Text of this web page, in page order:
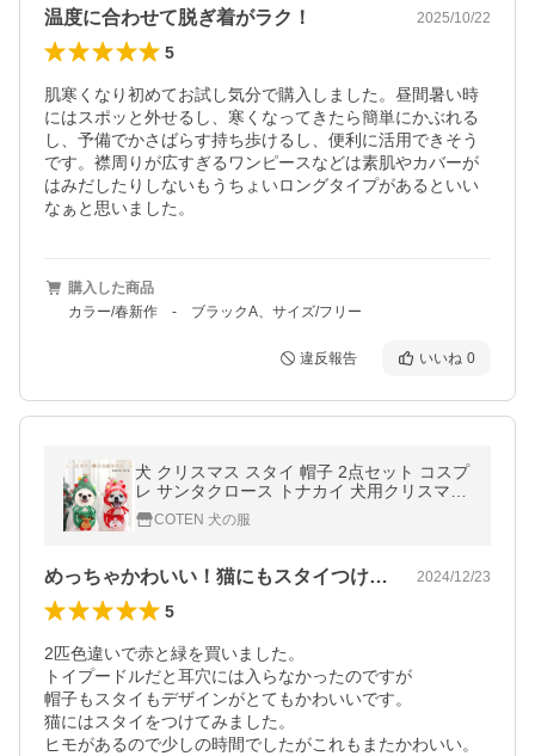
温度に合わせて脱ぎ着がラク！ 2025/10/22
5
肌寒くなり初めてお試し気分で購入しました。昼間暑い時
にはスポッと外せるし、寒くなってきたら簡単にかぶれる
し、予備でかさばらす持ち歩けるし、便利に活用できそう
です。襟周りが広すぎるワンピースなどは素肌やカバーが
はみだしたりしないもうちょいロングタイプがあるといい
なぁと思いました。
購入した商品
カラー/春新作 - ブラックA、サイズ/フリー
違反報告 いいね 0
犬 クリスマス スタイ 帽子 2点セット コスプ
レ サンタクロース トナカイ 犬用クリスマス
可愛い 仮装 簡単 紐 S L ペット サンタ COT
ENCOTEN 犬の服
めっちゃかわいい！猫にもスタイつけれます 2024/12/23
5
2匹色違いで赤と緑を買いました。
トイプードルだと耳穴には入らなかったのですが
帽子もスタイもデザインがとてもかわいいです。
猫にはスタイをつけてみました。
ヒモがあるので少しの時間でしたがこれもまたかわいい。